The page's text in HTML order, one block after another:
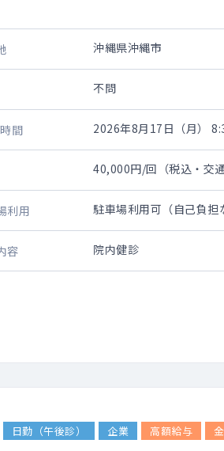
沖縄県沖縄市
不問
間 2026年8月17日（月）
40,000円/回（税込・
利用 駐車場利用可（自己負担
容 院内健診
日勤（午後診） 企業 高額給与